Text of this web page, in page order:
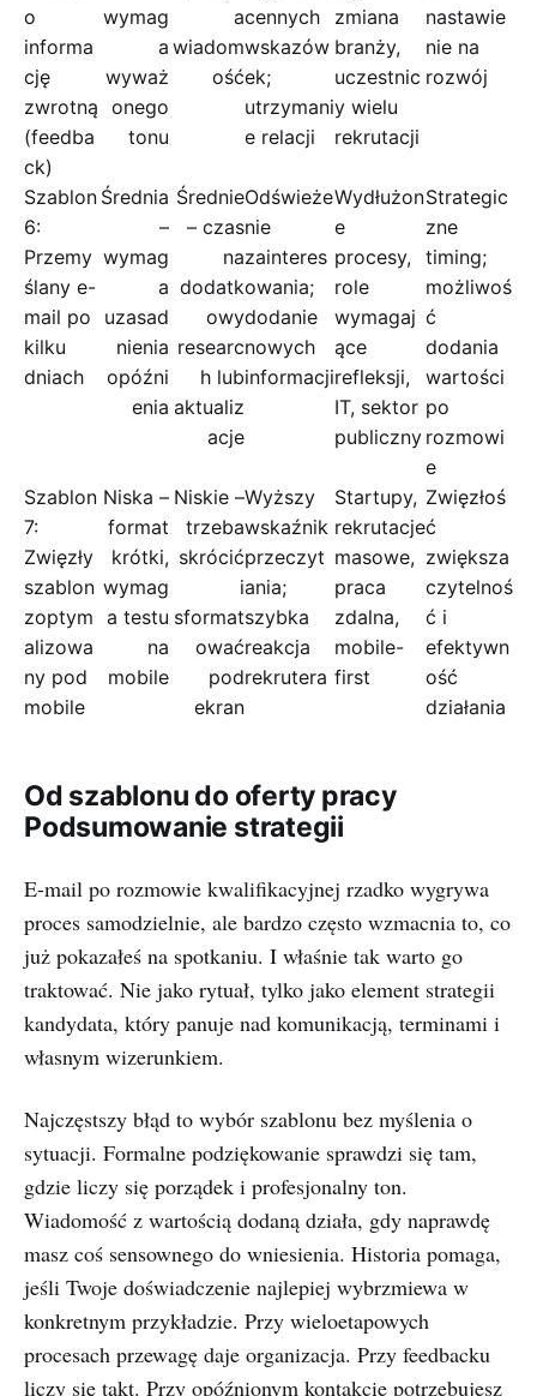
o
informa
cję
zwrotną
(feedba
ck)
wymag
a
wyważ
onego
tonu
a
wiadom
ość
cennych
wskazów
ek;
utrzymani
e relacji
zmiana
branży,
uczestnic
y wielu
rekrutacji
nastawie
nie na
rozwój
Szablon
6:
Przemy
ślany e-
mail po
kilku
dniach
Średnia
–
wymag
a
uzasad
nienia
opóźni
enia
Średnie
– czas
na
dodatk
owy
researc
h lub
aktualiz
acje
Odświeże
nie
zainteres
owania;
dodanie
nowych
informacji
Wydłużon
e
procesy,
role
wymagaj
ące
refleksji,
IT, sektor
publiczny
Strategic
zne
timing;
możliwoś
ć
dodania
wartości
po
rozmowi
e
Szablon
7:
Zwięzły
szablon
zoptym
alizowa
ny pod
mobile
Niska –
format
krótki,
wymag
a testu
na
mobile
Niskie –
trzeba
skrócić
i
sformat
ować
pod
ekran
Wyższy
wskaźnik
przeczyt
ania;
szybka
reakcja
rekrutera
Startupy,
rekrutacje
masowe,
praca
zdalna,
mobile-
first
Zwięzłoś
ć
zwiększa
czytelnoś
ć i
efektywn
ość
działania
Od szablonu do oferty pracy
Podsumowanie strategii
E-mail po rozmowie kwalifikacyjnej rzadko wygrywa
proces samodzielnie, ale bardzo często wzmacnia to, co
już pokazałeś na spotkaniu. I właśnie tak warto go
traktować. Nie jako rytuał, tylko jako element strategii
kandydata, który panuje nad komunikacją, terminami i
własnym wizerunkiem.
Najczęstszy błąd to wybór szablonu bez myślenia o
sytuacji. Formalne podziękowanie sprawdzi się tam,
gdzie liczy się porządek i profesjonalny ton.
Wiadomość z wartością dodaną działa, gdy naprawdę
masz coś sensownego do wniesienia. Historia pomaga,
jeśli Twoje doświadczenie najlepiej wybrzmiewa w
konkretnym przykładzie. Przy wieloetapowych
procesach przewagę daje organizacja. Przy feedbacku
liczy się takt. Przy opóźnionym kontakcie potrzebujesz